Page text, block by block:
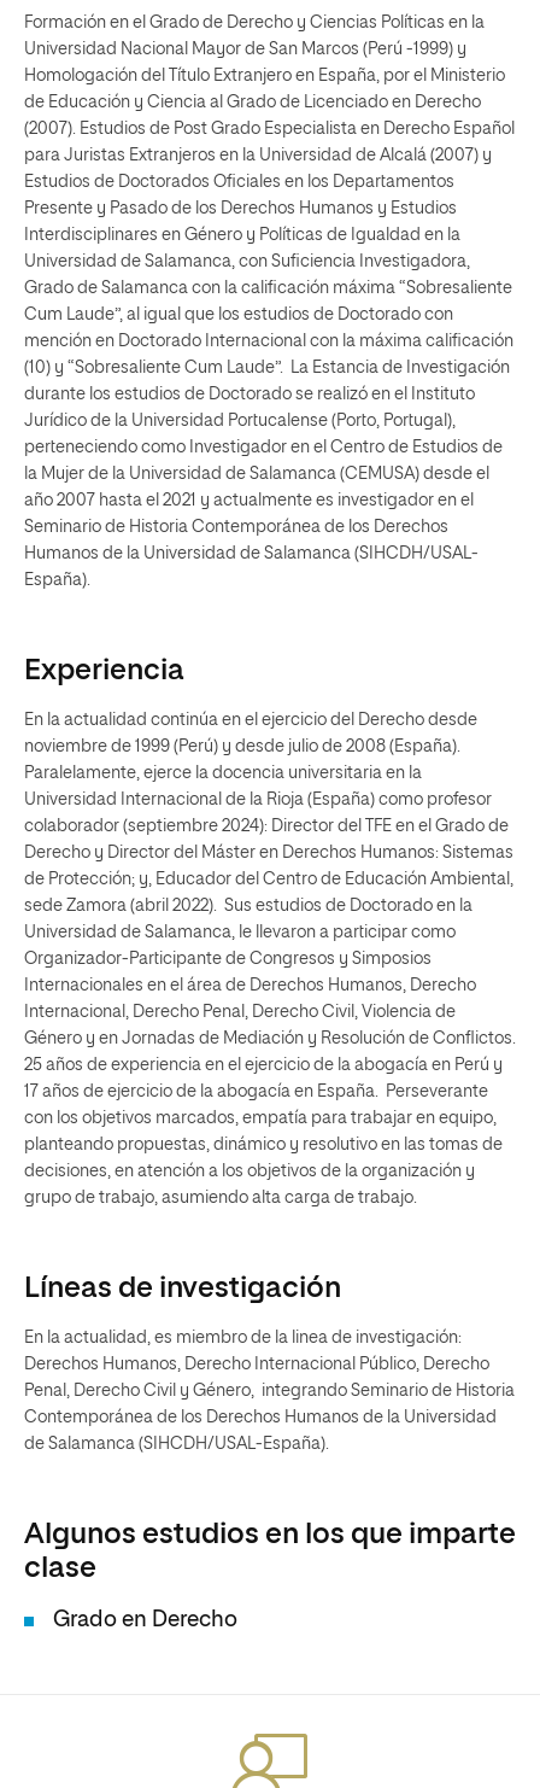
Formación en el Grado de Derecho y Ciencias Políticas en la
Universidad Nacional Mayor de San Marcos (Perú -1999) y
Homologación del Título Extranjero en España, por el Ministerio
de Educación y Ciencia al Grado de Licenciado en Derecho
(2007). Estudios de Post Grado Especialista en Derecho Español
para Juristas Extranjeros en la Universidad de Alcalá (2007) y
Estudios de Doctorados Oficiales en los Departamentos
Presente y Pasado de los Derechos Humanos y Estudios
Interdisciplinares en Género y Políticas de Igualdad en la
Universidad de Salamanca, con Suficiencia Investigadora,
Grado de Salamanca con la calificación máxima “Sobresaliente
Cum Laude”, al igual que los estudios de Doctorado con
mención en Doctorado Internacional con la máxima calificación
(10) y “Sobresaliente Cum Laude”. La Estancia de Investigación
durante los estudios de Doctorado se realizó en el Instituto
Jurídico de la Universidad Portucalense (Porto, Portugal),
perteneciendo como Investigador en el Centro de Estudios de
la Mujer de la Universidad de Salamanca (CEMUSA) desde el
año 2007 hasta el 2021 y actualmente es investigador en el
Seminario de Historia Contemporánea de los Derechos
Humanos de la Universidad de Salamanca (SIHCDH/USAL-
España).
Experiencia
En la actualidad continúa en el ejercicio del Derecho desde
noviembre de 1999 (Perú) y desde julio de 2008 (España).
Paralelamente, ejerce la docencia universitaria en la
Universidad Internacional de la Rioja (España) como profesor
colaborador (septiembre 2024): Director del TFE en el Grado de
Derecho y Director del Máster en Derechos Humanos: Sistemas
de Protección; y, Educador del Centro de Educación Ambiental,
sede Zamora (abril 2022). Sus estudios de Doctorado en la
Universidad de Salamanca, le llevaron a participar como
Organizador-Participante de Congresos y Simposios
Internacionales en el área de Derechos Humanos, Derecho
Internacional, Derecho Penal, Derecho Civil, Violencia de
Género y en Jornadas de Mediación y Resolución de Conflictos.
25 años de experiencia en el ejercicio de la abogacía en Perú y
17 años de ejercicio de la abogacía en España. Perseverante
con los objetivos marcados, empatía para trabajar en equipo,
planteando propuestas, dinámico y resolutivo en las tomas de
decisiones, en atención a los objetivos de la organización y
grupo de trabajo, asumiendo alta carga de trabajo.
Líneas de investigación
En la actualidad, es miembro de la linea de investigación:
Derechos Humanos, Derecho Internacional Público, Derecho
Penal, Derecho Civil y Género, integrando Seminario de Historia
Contemporánea de los Derechos Humanos de la Universidad
de Salamanca (SIHCDH/USAL-España).
Algunos estudios en los que imparte
clase
Grado en Derecho